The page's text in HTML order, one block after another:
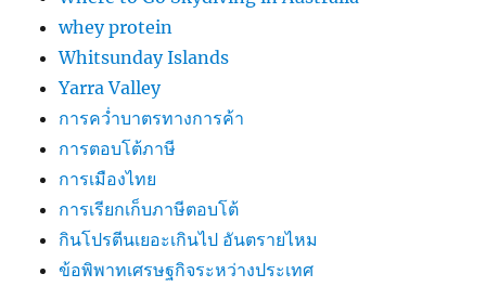
whey protein
Whitsunday Islands
Yarra Valley
การคว่ำบาตรทางการค้า
การตอบโต้ภาษี
การเมืองไทย
การเรียกเก็บภาษีตอบโต้
กินโปรตีนเยอะเกินไป อันตรายไหม
ข้อพิพาทเศรษฐกิจระหว่างประเทศ